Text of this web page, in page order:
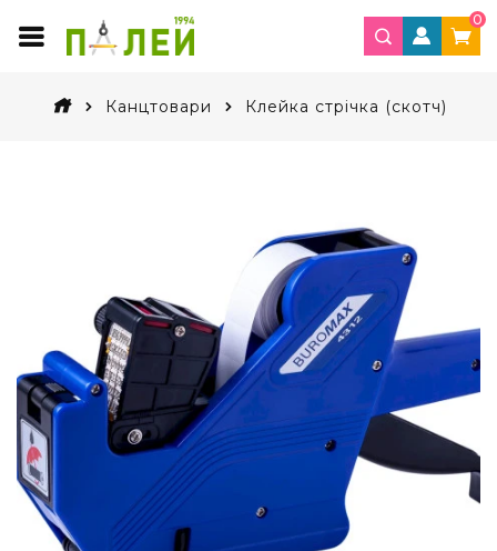
0
Канцтовари Клейка стрічка (скотч)